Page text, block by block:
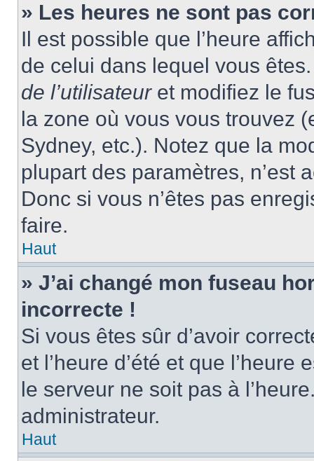
» Les heures ne sont pas
Il est possible que l’heure
de celui dans lequel vous
de l’utilisateuret modifiez le
la zone où vous vous trouvez
Sydney, etc.). Notez que la
plupart des paramètres, n’est
Donc si vous n’êtes pas
faire.
Haut
» J’ai changé mon fuseau
incorrecte !
Si vous êtes sûr d’avoir
et l’heure d’été et que
le serveur ne soit pas à
administrateur.
Haut